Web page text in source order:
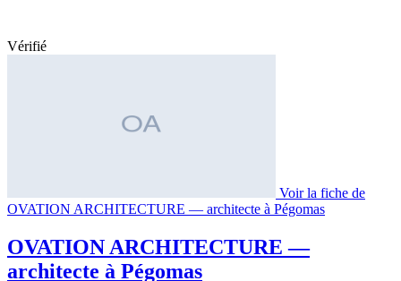
Vérifié
Voir la fiche de
OVATION ARCHITECTURE — architecte à Pégomas
OVATION ARCHITECTURE —
architecte à Pégomas